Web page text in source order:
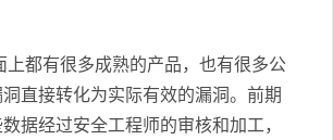
都有很多成熟的产品，也有很多公
直接转化为实际有效的漏洞。前期
据经过安全工程师的审核和加工，